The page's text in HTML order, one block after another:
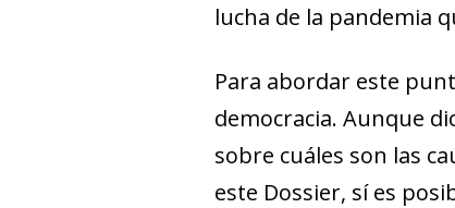
lucha de la pandemia
Para abordar este
democracia. Aunque
sobre cuáles son las
este Dossier, sí es